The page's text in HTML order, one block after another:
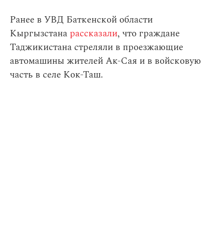
Ранее в УВД Баткенской области
Кыргызстана рассказали, что граждане
Таджикистана стреляли в проезжающие
автомашины жителей Ак-Сая и в войсковую
часть в селе Кок-Таш.